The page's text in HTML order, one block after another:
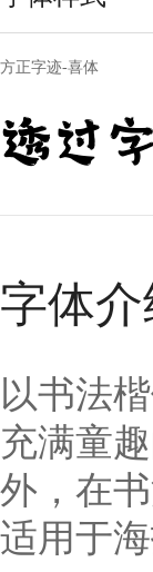
方正字迹-喜体
透过
字体介
以书法
充满童
外，在
适用于